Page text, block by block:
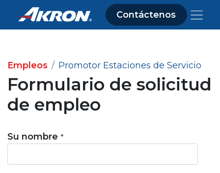
Contáctenos
Empleos Promotor Estaciones de Servicio
Formulario de solicitud
de empleo
Su nombre *